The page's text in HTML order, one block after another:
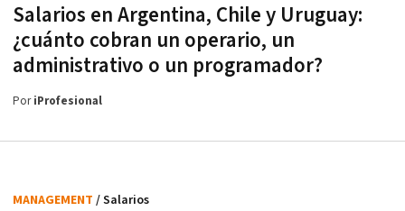
Salarios en Argentina, Chile y Uruguay:
¿cuánto cobran un operario, un
administrativo o un programador?
PoriProfesional
MANAGEMENT / Salarios